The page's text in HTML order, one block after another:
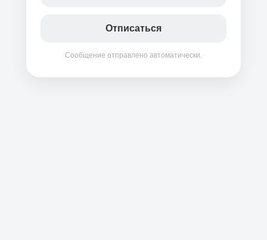
Отписаться
Сообщение отправлено автоматически.